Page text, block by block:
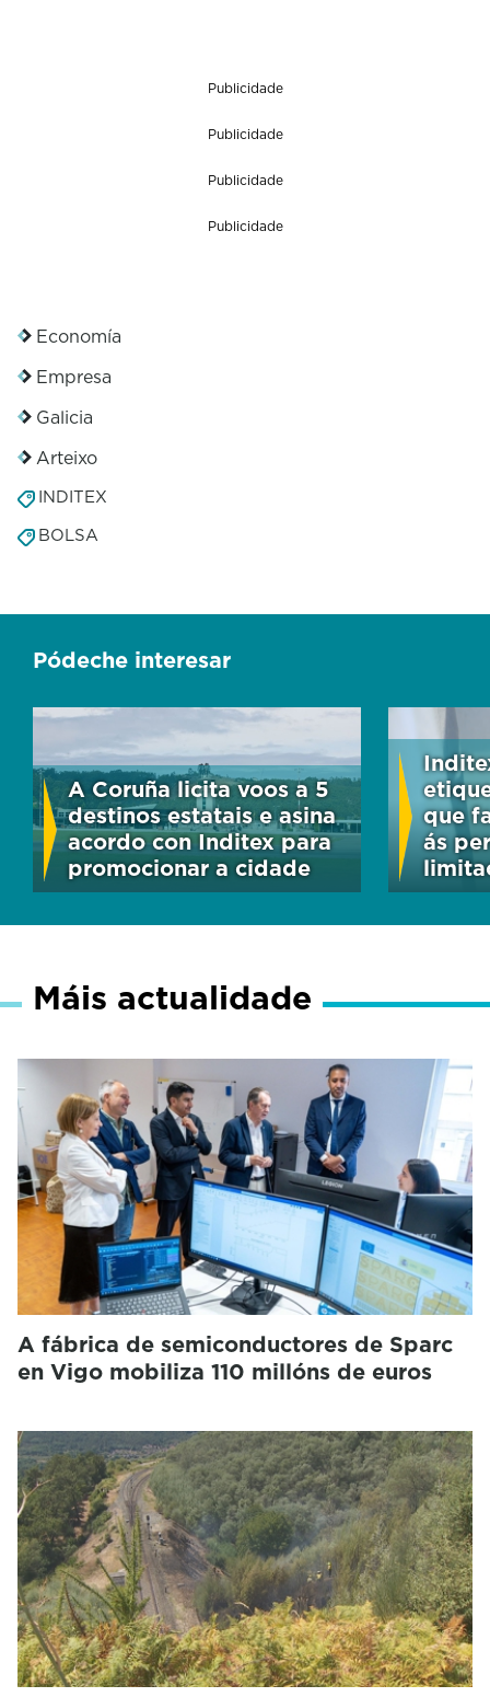
Publicidade
Publicidade
Publicidade
Publicidade
Economía
Empresa
Galicia
Arteixo
INDITEX
BOLSA
Pódeche interesar
A Coruña licita voos a 5
destinos estatais e asina
acordo con Inditex para
promocionar a cidade
que
ás
Máis actualidade
A fábrica de semiconductores de Sparc
en Vigo mobiliza 110 millóns de euros